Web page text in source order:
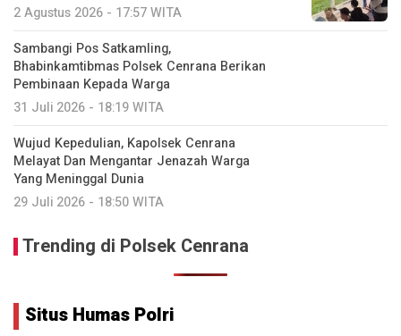
2 Agustus 2026 - 17:57 WITA
‎Sambangi Pos Satkamling,
Bhabinkamtibmas Polsek Cenrana Berikan
Pembinaan Kepada Warga
31 Juli 2026 - 18:19 WITA
‎Wujud Kepedulian, Kapolsek Cenrana
Melayat Dan Mengantar Jenazah Warga
Yang Meninggal Dunia
29 Juli 2026 - 18:50 WITA
Trending di Polsek Cenrana
Situs Humas Polri